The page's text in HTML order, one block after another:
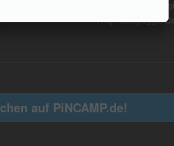
Registra il
FAQ: Campeggio
auf PiNCAMP.de!